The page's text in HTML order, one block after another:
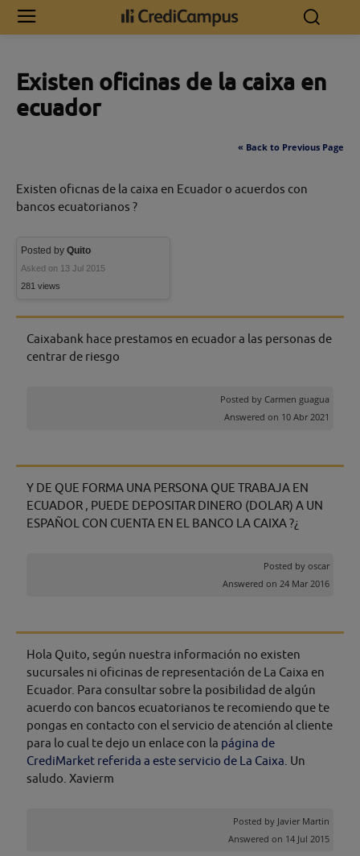
Inicio Existen oficinas de la caixa en ecuador
Existen oficinas de la caixa en
ecuador
« Back to Previous Page
Existen oficnas de la caixa en Ecuador o acuerdos con
bancos ecuatorianos ?
Posted by Quito
Asked on 13 Jul 2015
281 views
Caixabank hace prestamos en ecuador a las personas de
centrar de riesgo
Posted by Carmen guagua
Answered on 10 Abr 2021
Y DE QUE FORMA UNA PERSONA QUE TRABAJA EN
ECUADOR , PUEDE DEPOSITAR DINERO (DOLAR) A UN
ESPAÑOL CON CUENTA EN EL BANCO LA CAIXA ?¿
Posted by oscar
Answered on 24 Mar 2016
Hola Quito, según nuestra información no existen
sucursales ni oficinas de representación de La Caixa en
Ecuador. Para consultar sobre la posibilidad de algún
acuerdo con bancos ecuatorianos te recomiendo que te
pongas en contacto con el servicio de atención al cliente
para lo cual te dejo un enlace con la página de
CrediMarket referida a este servicio de La Caixa. Un
saludo. Xavierm
Posted by Javier Martin
Answered on 14 Jul 2015